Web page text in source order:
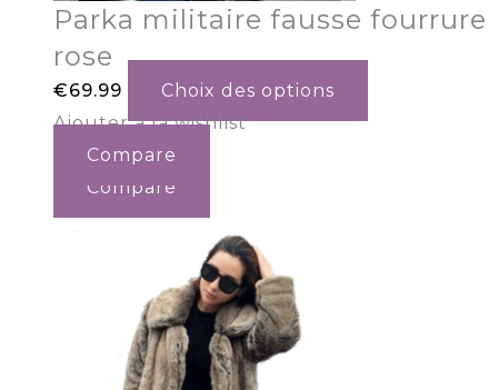
Parka militaire fausse fourrure
rose
€69.99
Choix des options
Ajouter à la wishlist
Compare
Compare